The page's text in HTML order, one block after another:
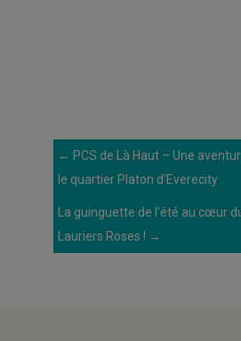
← PCS de Là Haut – Une
le quartier Platon d’Everecity
La guinguette de l’été au cœur
Lauriers Roses ! →